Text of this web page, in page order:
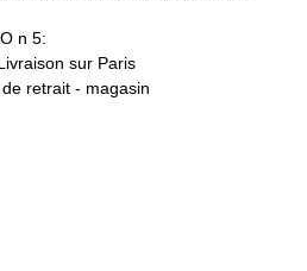
n 5:
sur Paris
retrait - magasin